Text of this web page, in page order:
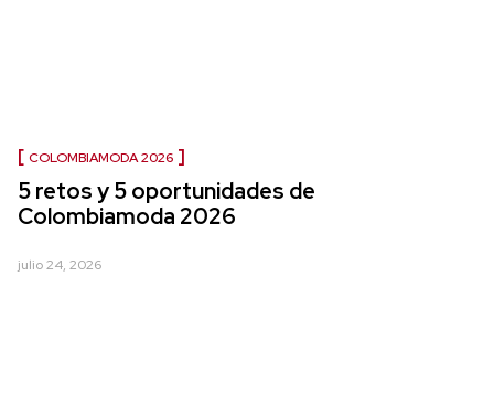
COLOMBIAMODA 2026
5 retos y 5 oportunidades de
Colombiamoda 2026
julio 24, 2026